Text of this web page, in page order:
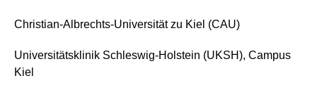
Christian-Albrechts-Universität zu Kiel (CAU)
Universitätsklinik Schleswig-Holstein (UKSH), Campus
Kiel